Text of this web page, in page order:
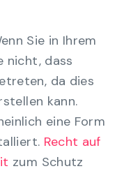
Sie in Ihrem
nicht, dass
da dies
kann.
eine Form
Recht auf
zum Schutz